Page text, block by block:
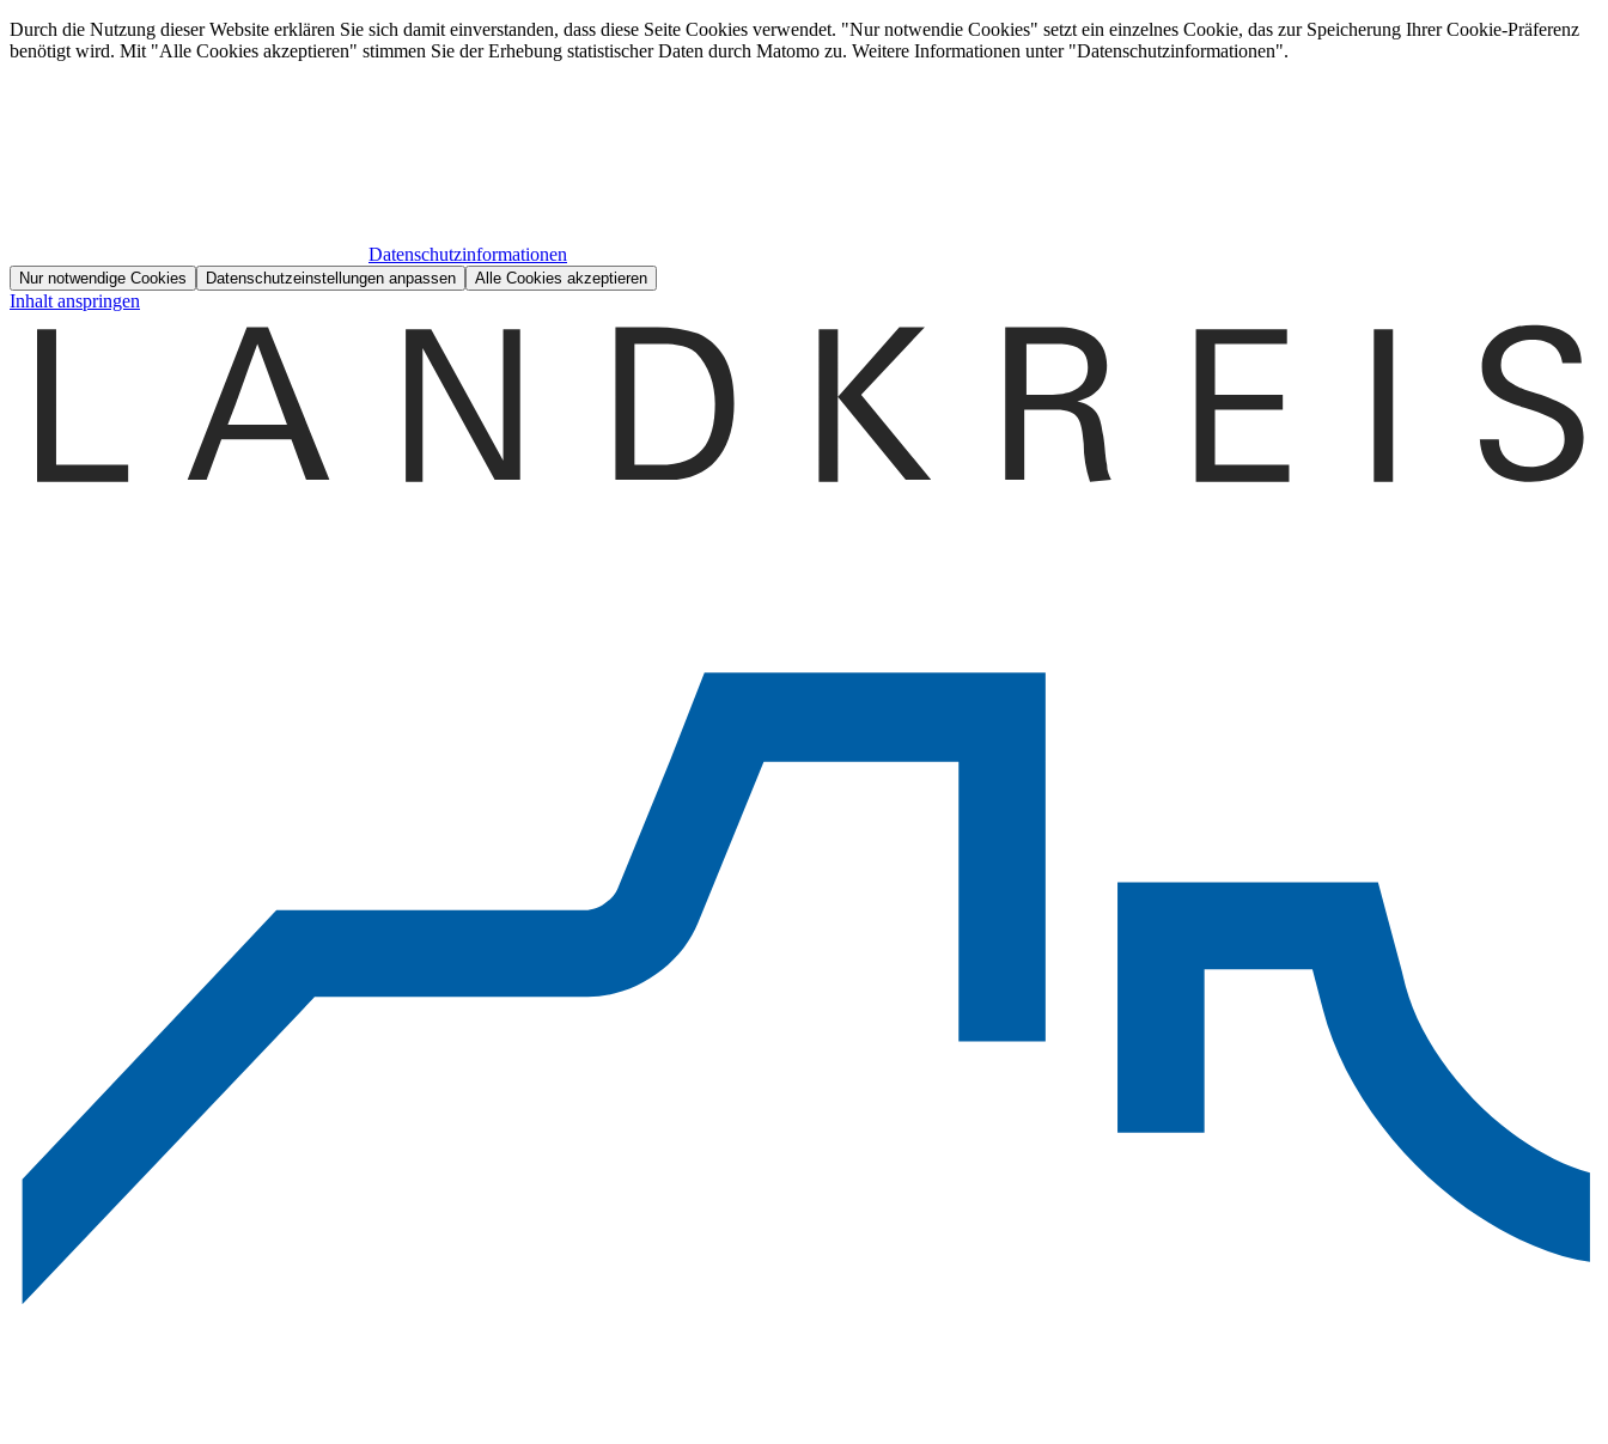
Durch die Nutzung dieser Website erklären Sie sich damit einverstanden, dass diese Seite Cookies verwendet. "Nur notwendie Cookies" setzt ein einzelnes Cookie, das zur Speicherung Ihrer Cookie-Präferenz
benötigt wird. Mit "Alle Cookies akzeptieren" stimmen Sie der Erhebung statistischer Daten durch Matomo zu. Weitere Informationen unter "Datenschutzinformationen".
Datenschutzinformationen
Nur notwendige Cookies Datenschutzeinstellungen anpassen Alle Cookies akzeptieren
Inhalt anspringen